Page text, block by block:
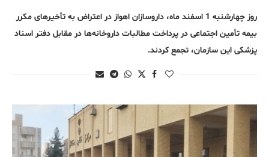
روز چهارشنبه 1 اسفند ماه، داروسازان اهواز در اعتراض به تأخیرهای مکرر
بیمه تأمین اجتماعی در پرداخت مطالبات داروخانه‌ها در مقابل دفتر اسناد
پزشکی این سازمان، تجمع کردند.